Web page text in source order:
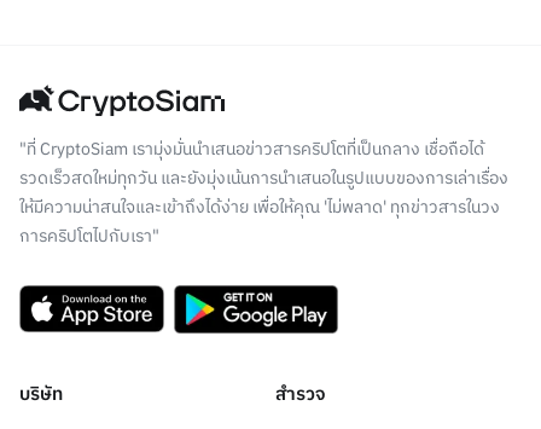
"ที่ CryptoSiam เรามุ่งมั่นนำเสนอข่าวสารคริปโตที่เป็นกลาง เชื่อถือได้
รวดเร็วสดใหม่ทุกวัน และยังมุ่งเน้นการนำเสนอในรูปแบบของการเล่าเรื่อง
ให้มีความน่าสนใจและเข้าถึงได้ง่าย เพื่อให้คุณ 'ไม่พลาด' ทุกข่าวสารในวง
การคริปโตไปกับเรา"
บริษัท สำรวจ